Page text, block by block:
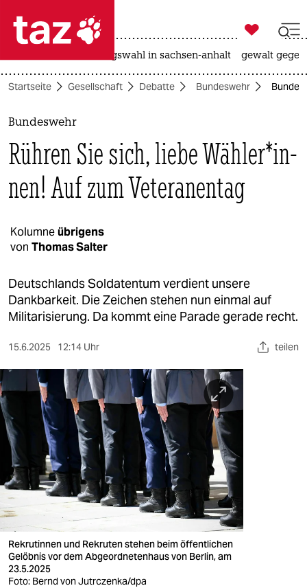
 taz zahl ich
taz zahl ich
themen
politik
öko
kultur
sport
berlin
nord
wahrheit
verlag
verlag
veranstaltungen
shop
fragen & hilfe
unterstützen
abo

taz zahl ich
landtagswahl in sachsen-anhalt gewalt
Startseite Gesellschaft Debatte Bundeswehr
Bundeswehr
Rühren Sie sich, liebe Wäh­le­r*in­
nen! Auf zum Veteranentag
Kolumneübrigens
von Thomas Salter
Deutschlands Soldatentum verdient unsere
Dankbarkeit. Die Zeichen stehen nun einmal auf
Militarisierung. Da kommt eine Parade gerade recht.
15.6.2025 12:14 Uhr teilen
Rekrutinnen und Rekruten stehen beim öffentlichen
Gelöbnis vor dem Abgeordnetenhaus von Berlin, am
23.5.2025
Foto: Bernd von Jutrczenka/dpa